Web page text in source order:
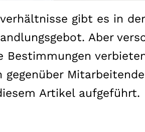
gibt es in
Aber
Bestimmungen
gegenüber
Artikel aufgeführt.